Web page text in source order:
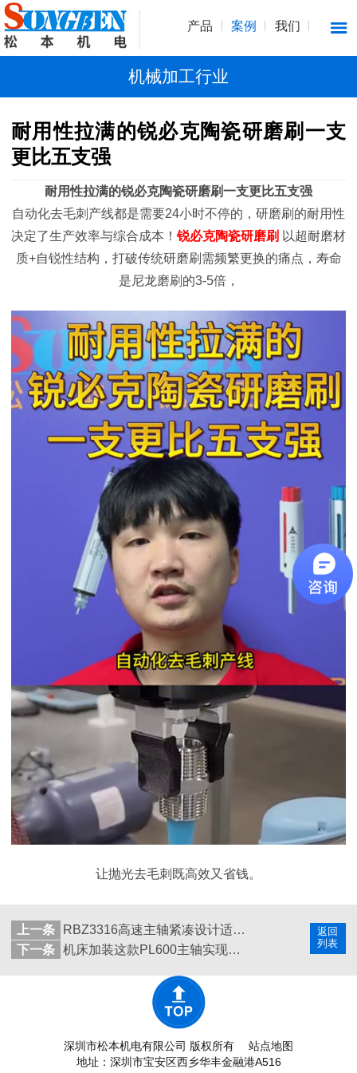
产品 案例 我们
机械加工行业
耐用性拉满的锐必克陶瓷研磨刷一支
更比五支强
耐用性拉满的锐必克陶瓷研磨刷一支更比五支强
自动化去毛刺产线都是需要24小时不停的，研磨刷的耐用性
决定了生产效率与综合成本！ 锐必克陶瓷研磨刷 以超耐磨材
质+自锐性结构，打破传统研磨刷需频繁更换的痛点，寿命
是尼龙磨刷的3-5倍，
让抛光去毛刺既高效又省钱。
返回
列表
上一条
RBZ3316高速主轴紧凑设计适配排刀机钻金属小孔
下一条
机床加装这款PL600主轴实现低成本高精度内圆磨
深圳市松本机电有限公司 版权所有 站点地图
地址：深圳市宝安区西乡华丰金融港A516